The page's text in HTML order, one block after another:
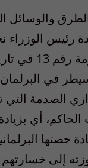
والوسائل
رئيس
زيادة حصتها
إلى